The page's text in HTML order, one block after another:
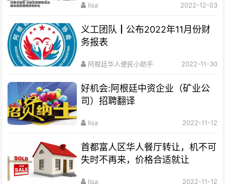
lisa 2022-12-03
义工团队┃公布2022年11月份财
务报表
阿根廷华人便民小助手 2022-11-30
好机会:阿根廷中资企业（矿业公
司）招聘翻译
lisa 2022-11-12
首都富人区华人餐厅转让，机不可
失时不再来，价格合适就让
lisa 2022-11-12